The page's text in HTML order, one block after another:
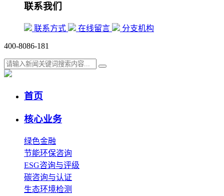
联系我们
联系方式 在线留言 分支机构
400-8086-181
首页
核心业务
绿色金融
节能环保咨询
ESG咨询与评级
碳咨询与认证
生态环境检测